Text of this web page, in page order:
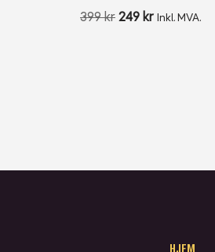
399kr249 kr Inkl. MVA.